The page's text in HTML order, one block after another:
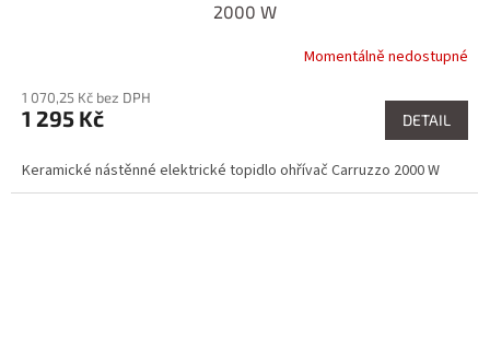
2000 W
Momentálně nedostupné
1 070,25 Kč bez DPH
1 295 Kč DETAIL
Keramické nástěnné elektrické topidlo ohřívač Carruzzo 2000 W